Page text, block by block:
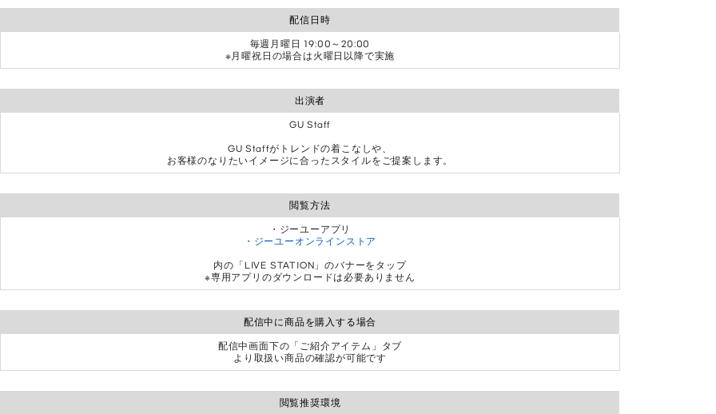
配信日時
毎週月曜日 19:00～20:00
※月曜祝日の場合は火曜日以降で実施
出演者
GU Staff
GU Staffがトレンドの着こなしや、
お客様のなりたいイメージに合ったスタイルをご提案します。
閲覧方法
・ジーユーアプリ
・ジーユーオンラインストア
内の「LIVE STATION」のバナーをタップ
※専用アプリのダウンロードは必要ありません
配信中に商品を購入する場合
配信中画面下の「ご紹介アイテム」タブ
より取扱い商品の確認が可能です
閲覧推奨環境